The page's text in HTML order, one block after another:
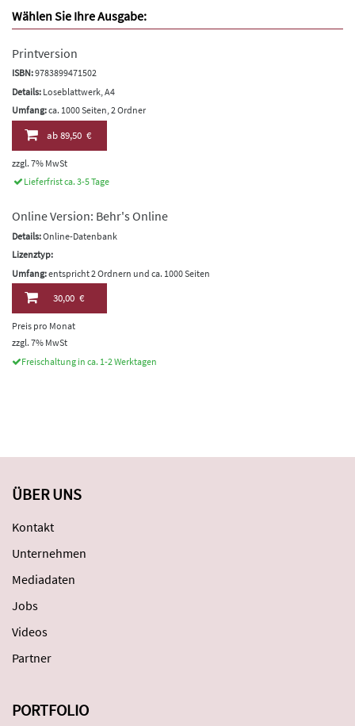
Wählen Sie Ihre Ausgabe:
Printversion
ISBN:9783899471502
Details: Loseblattwerk, A4
Umfang:ca. 1000 Seiten, 2 Ordner
ab89,50 €
zzgl. 7% MwSt
Lieferfrist ca. 3-5 Tage
Online Version: Behr's Online
Details:Online-Datenbank
Lizenztyp:
Umfang:entspricht 2 Ordnern und ca. 1000 Seiten
30,00 €
Preis pro Monat
zzgl. 7% MwSt
Freischaltung in ca. 1-2 Werktagen
ÜBER UNS
Kontakt
Unternehmen
Mediadaten
Jobs
Videos
Partner
PORTFOLIO